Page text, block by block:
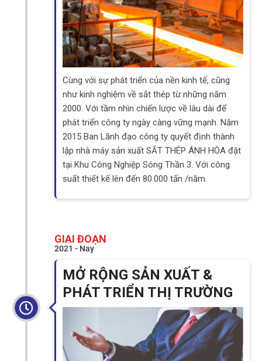
Cùng với sự phát triển của nền kinh tế, cũng
như kinh nghiệm về sắt thép từ những năm
2000. Với tầm nhìn chiến lược về lâu dài để
phát triển công ty ngày càng vững mạnh. Năm
2015 Ban Lãnh đạo công ty quyết định thành
lập nhà máy sản xuất SẮT THÉP ÁNH HÒA đặt
tại Khu Công Nghiệp Sóng Thần 3. Với công
suất thiết kế lên đến 80.000 tấn /năm.
GIAI ĐOẠN
2021 - Nay
MỞ RỘNG SẢN XUẤT &
PHÁT TRIỂN THỊ TRƯỜNG